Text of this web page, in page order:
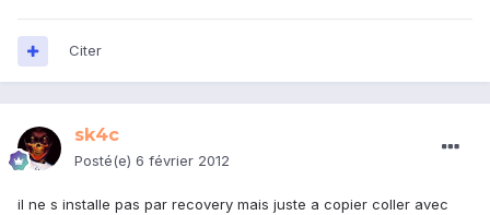
Citer
sk4c
Posté(e) 6 février 2012
il ne s installe pas par recovery mais juste a copier coller avec